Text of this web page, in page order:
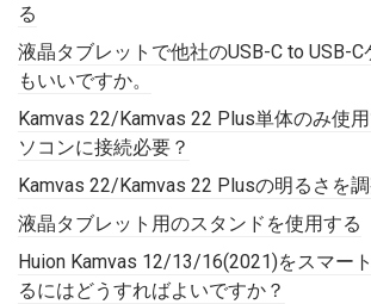
る
液晶タブレットで他社のUSB-C to USB-
もいいですか。
Kamvas 22/Kamvas 22 Plus単体のみ使
ソコンに接続必要？
Kamvas 22/Kamvas 22 Plusの明るさを
液晶タブレット用のスタンドを使用する
Huion Kamvas 12/13/16(2021)をスマー
るにはどうすればよいですか？